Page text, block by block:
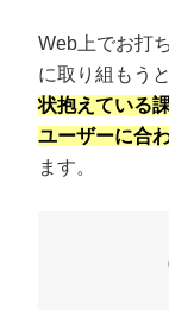
Web上でお打
に取り組もう
状抱えている
ユーザーに合
ます。